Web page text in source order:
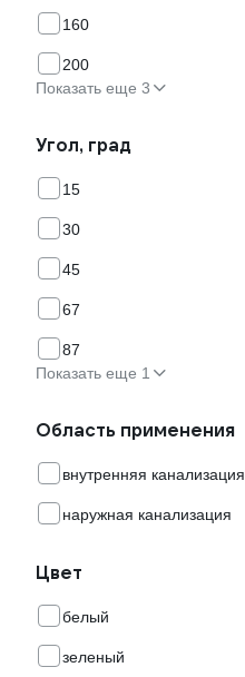
160
200
Показать еще 3
Угол, град
15
30
45
67
87
Показать еще 1
Область применения
внутренняя канализация
наружная канализация
Цвет
белый
зеленый